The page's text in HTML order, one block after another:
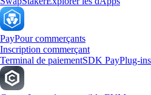
PayPour commerçants
Inscription commerçant
Terminal de paiementSDK PayPlug-